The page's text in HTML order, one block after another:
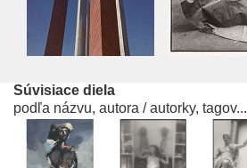
Súvisiace diela
podľa názvu, autora / autorky, tagov...